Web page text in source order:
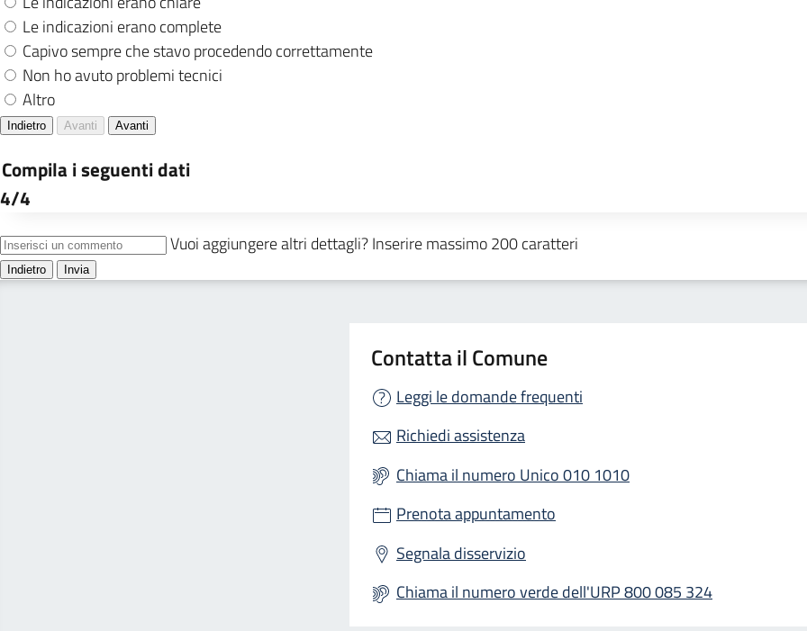
Contatta il Comune
Leggi le domande frequenti
Richiedi assistenza
Chiama il numero Unico 010 1010
Prenota appuntamento
Segnala disservizio
Chiama il numero verde dell'URP 800 085 324